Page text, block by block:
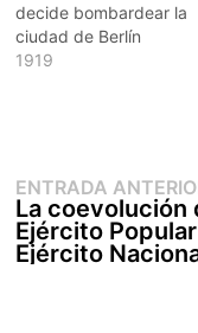
decide bombardear la
ciudad de Berlín
1919
Navegación
de
entradas
ENTRADA
La coevolución
Ejército
Ejército